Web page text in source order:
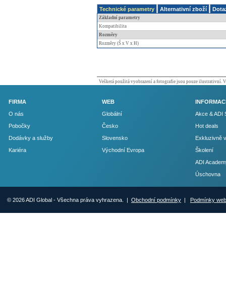
Technické parametry Alternativní zboží
Základní parametry
Kompatibilita
Rozměry
Rozměry (Š x V x H)
Veškerá použitá vyobrazení a fotografie jsou pouze ilustrativní.
FIRMA
O nás
Pobočky
Dodávky a služby
Kariéra
WEB
Globální
Česko
Slovensko
Východní Evropa
Akce & ADI
Hot deals
Exkluzivně
Školení
ADI
Úschovna
© 2026 ADI Global - Všechna práva vyhrazena. | Obchodní podmínky | Podmínky